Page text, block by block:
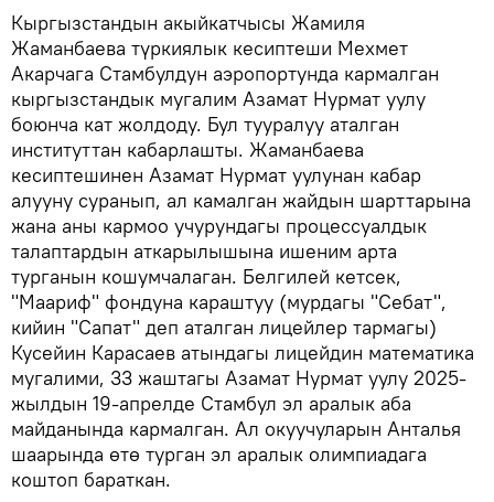
Кыргызстандын акыйкатчысы Жамиля
Жаманбаева түркиялык кесиптеши Мехмет
Акарчага Стамбулдун аэропортунда кармалган
кыргызстандык мугалим Азамат Нурмат уулу
боюнча кат жолдоду. Бул тууралуу аталган
институттан кабарлашты. Жаманбаева
кесиптешинен Азамат Нурмат уулунан кабар
алууну суранып, ал камалган жайдын шарттарына
жана аны кармоо учурундагы процессуалдык
талаптардын аткарылышына ишеним арта
турганын кошумчалаган. Белгилей кетсек,
"Маариф" фондуна караштуу (мурдагы "Себат",
кийин "Сапат" деп аталган лицейлер тармагы)
Кусейин Карасаев атындагы лицейдин математика
мугалими, 33 жаштагы Азамат Нурмат уулу 2025-
жылдын 19-апрелде Стамбул эл аралык аба
майданында кармалган. Ал окуучуларын Анталья
шаарында өтө турган эл аралык олимпиадага
коштоп бараткан.